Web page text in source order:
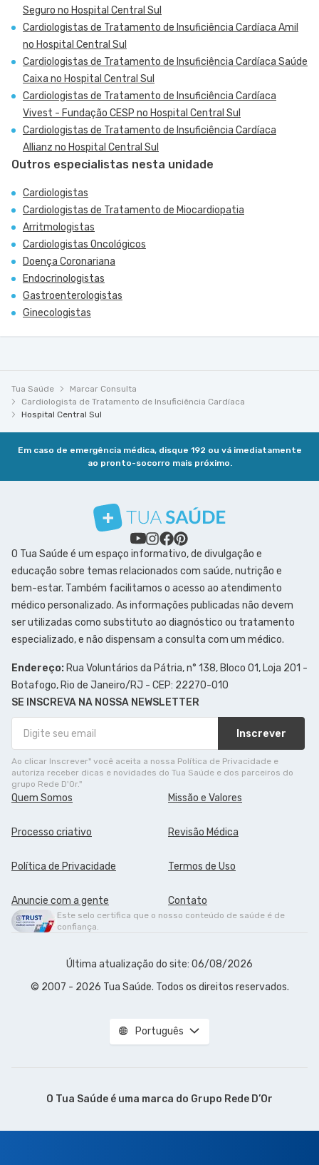
Seguro no Hospital Central Sul
Cardiologistas de Tratamento de Insuficiência Cardíaca Amil
no Hospital Central Sul
Cardiologistas de Tratamento de Insuficiência Cardíaca Saúde
Caixa no Hospital Central Sul
Cardiologistas de Tratamento de Insuficiência Cardíaca
Vivest - Fundação CESP no Hospital Central Sul
Cardiologistas de Tratamento de Insuficiência Cardíaca
Allianz no Hospital Central Sul
Outros especialistas nesta unidade
Cardiologistas
Cardiologistas de Tratamento de Miocardiopatia
Arritmologistas
Cardiologistas Oncológicos
Doença Coronariana
Endocrinologistas
Gastroenterologistas
Ginecologistas
Tua Saúde
Marcar Consulta
Cardiologista de Tratamento de Insuficiência Cardíaca
Hospital Central Sul
Em caso de emergência médica, disque 192 ou vá imediatamente
ao pronto-socorro mais próximo.
O Tua Saúde é um espaço informativo, de divulgação e
educação sobre temas relacionados com saúde, nutrição e
bem-estar. Também facilitamos o acesso ao atendimento
médico personalizado. As informações publicadas não devem
ser utilizadas como substituto ao diagnóstico ou tratamento
especializado, e não dispensam a consulta com um médico.
Endereço: Rua Voluntários da Pátria, n° 138, Bloco 01, Loja 201 -
Botafogo, Rio de Janeiro/RJ - CEP: 22270-010
SE INSCREVA NA NOSSA NEWSLETTER
Inscrever
Ao clicar Inscrever" você aceita a nossa Política de Privacidade e
autoriza receber dicas e novidades do Tua Saúde e dos parceiros do
grupo Rede D'Or."
Quem Somos Missão e Valores
Processo criativo Revisão Médica
Política de Privacidade Termos de Uso
Anuncie com a gente Contato
Este selo certifica que o nosso conteúdo de saúde é de
confiança.
Última atualização do site: 06/08/2026
© 2007 - 2026 Tua Saúde. Todos os direitos reservados.
Português
O Tua Saúde é uma marca do Grupo Rede D’Or